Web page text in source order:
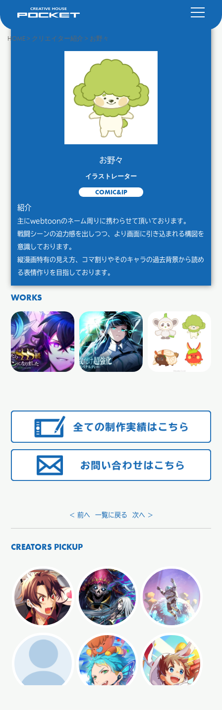
HOME> クリエイター紹介 > お野々
お野々
イラストレーター
COMIC&IP
紹介
主にwebtoonのネーム周りに携わらせて頂いております。
戦闘シーンの迫力感を出しつつ、より画面に引き込まれる構図を
意識しております。
縦漫画特有の見え方、コマ割りやそのキャラの過去背景から読め
る表情作りを目指しております。
WORKS
< 前へ 一覧に戻る 次へ >
CREATORS PICKUP